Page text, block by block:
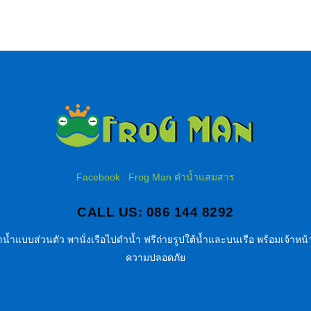
Facebook : Frog Man ดำน้ำแสมสาร
CALL US: 086 144 8292
ำแบบส่วนตัว พานั่งเรือไปดำน้ำ ฟรีถ่ายรูปใต้น้ำและบนเรือ พร้อมเจ้าห
ความปลอดภัย